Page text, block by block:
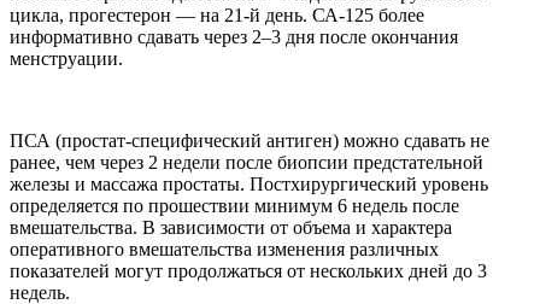
цикла, прогестерон — на 21-й день. СА-125 более
информативно сдавать через 2–3 дня после окончания
менструации.
ПСА (простат-специфический антиген) можно сдавать не
ранее, чем через 2 недели после биопсии предстательной
железы и массажа простаты. Постхирургический уровень
определяется по прошествии минимум 6 недель после
вмешательства. В зависимости от объема и характера
оперативного вмешательства изменения различных
показателей могут продолжаться от нескольких дней до 3
недель.